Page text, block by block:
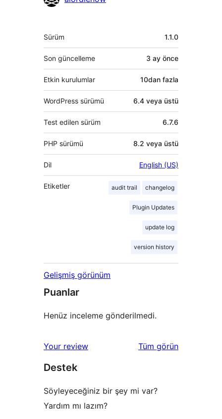
Meta
Sürüm 1.1.0
Son güncelleme 3 ay önce
Etkin kurulumlar 10dan fazla
WordPress sürümü 6.4 veya üstü
Test edilen sürüm 6.7.6
PHP sürümü 8.2 veya üstü
Dil English (US)
Etiketler audit trail changelog
Plugin Updates
update log
version history
Gelişmiş görünüm
Puanlar
Henüz inceleme gönderilmedi.
Your review Tüm değerlendirmeleri
görün
Destek
Söyleyeceğiniz bir şey mi var?
Yardım mı lazım?